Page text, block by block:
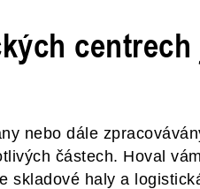
nebo dále
částech. Hoval
skladové haly a